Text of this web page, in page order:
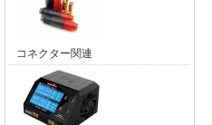
コネクター関連